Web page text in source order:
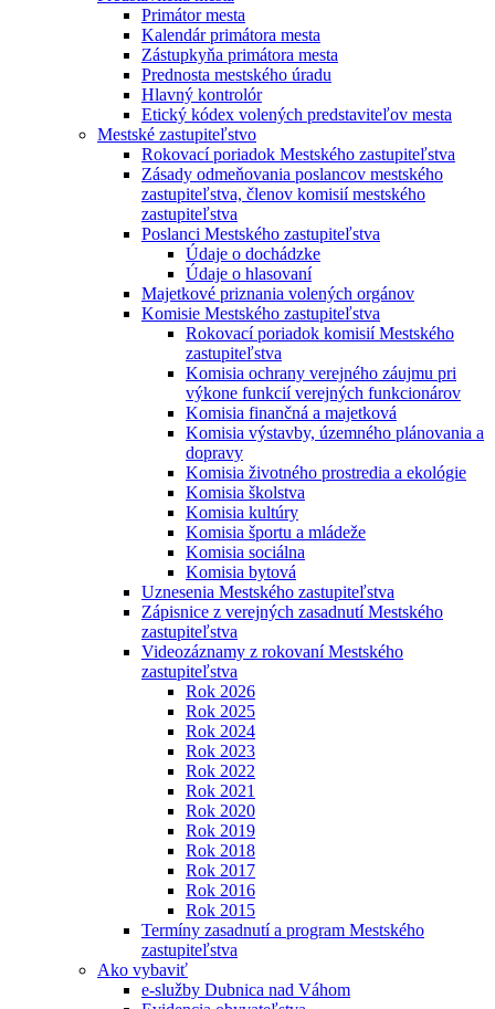
Primátor mesta
Kalendár primátora mesta
Zástupkyňa primátora mesta
Prednosta mestského úradu
Hlavný kontrolór
Etický kódex volených predstaviteľov mesta
Mestské zastupiteľstvo
Rokovací poriadok Mestského zastupiteľstva
Zásady odmeňovania poslancov mestského
zastupiteľstva, členov komisií mestského
zastupiteľstva
Poslanci Mestského zastupiteľstva
Údaje o dochádzke
Údaje o hlasovaní
Majetkové priznania volených orgánov
Komisie Mestského zastupiteľstva
Rokovací poriadok komisií Mestského
zastupiteľstva
Komisia ochrany verejného záujmu pri
výkone funkcií verejných funkcionárov
Komisia finančná a majetková
Komisia výstavby, územného plánovania a
dopravy
Komisia životného prostredia a ekológie
Komisia školstva
Komisia kultúry
Komisia športu a mládeže
Komisia sociálna
Komisia bytová
Uznesenia Mestského zastupiteľstva
Zápisnice z verejných zasadnutí Mestského
zastupiteľstva
Videozáznamy z rokovaní Mestského
zastupiteľstva
Rok 2026
Rok 2025
Rok 2024
Rok 2023
Rok 2022
Rok 2021
Rok 2020
Rok 2019
Rok 2018
Rok 2017
Rok 2016
Rok 2015
Termíny zasadnutí a program Mestského
zastupiteľstva
Ako vybaviť
e-služby Dubnica nad Váhom